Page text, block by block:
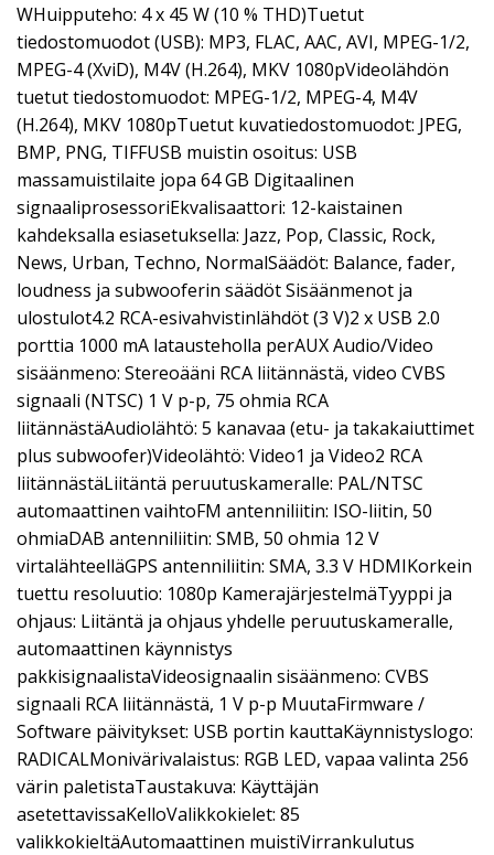
WHuipputeho: 4 x 45 W (10 % THD)Tuetut
tiedostomuodot (USB): MP3, FLAC, AAC, AVI, MPEG-1/2,
MPEG-4 (XviD), M4V (H.264), MKV 1080pVideolähdön
tuetut tiedostomuodot: MPEG-1/2, MPEG-4, M4V
(H.264), MKV 1080pTuetut kuvatiedostomuodot: JPEG,
BMP, PNG, TIFFUSB muistin osoitus: USB
massamuistilaite jopa 64 GB Digitaalinen
signaaliprosessoriEkvalisaattori: 12-kaistainen
kahdeksalla esiasetuksella: Jazz, Pop, Classic, Rock,
News, Urban, Techno, NormalSäädöt: Balance, fader,
loudness ja subwooferin säädöt Sisäänmenot ja
ulostulot4.2 RCA-esivahvistinlähdöt (3 V)2 x USB 2.0
porttia 1000 mA latausteholla perAUX Audio/Video
sisäänmeno: Stereoääni RCA liitännästä, video CVBS
signaali (NTSC) 1 V p-p, 75 ohmia RCA
liitännästäAudiolähtö: 5 kanavaa (etu- ja takakaiuttimet
plus subwoofer)Videolähtö: Video1 ja Video2 RCA
liitännästäLiitäntä peruutuskameralle: PAL/NTSC
automaattinen vaihtoFM antenniliitin: ISO-liitin, 50
ohmiaDAB antenniliitin: SMB, 50 ohmia 12 V
virtalähteelläGPS antenniliitin: SMA, 3.3 V HDMIKorkein
tuettu resoluutio: 1080p KamerajärjestelmäTyyppi ja
ohjaus: Liitäntä ja ohjaus yhdelle peruutuskameralle,
automaattinen käynnistys
pakkisignaalistaVideosignaalin sisäänmeno: CVBS
signaali RCA liitännästä, 1 V p-p MuutaFirmware /
Software päivitykset: USB portin kauttaKäynnistyslogo:
RADICALMonivärivalaistus: RGB LED, vapaa valinta 256
värin paletistaTaustakuva: Käyttäjän
asetettavissaKelloValikkokielet: 85
valikkokieltäAutomaattinen muistiVirrankulutus